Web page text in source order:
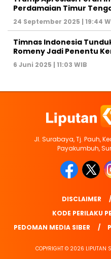
Perdamaian Timur
24 September 2025 | 19:44
Timnas Indonesia
Romeny Jadi Penentu
6 Juni 2025 | 11:03 WIB
Jl. Surabaya, Tj. Pauh,
Payakumbuh,
DISCLAIMER
KODE PERILAKU
PEDOMAN MEDIA SIBER
COPYRIGHT © 2026 LIPUTAN